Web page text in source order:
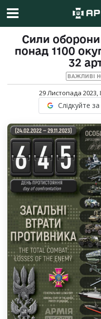
Сили
понад 1100
32
ВАЖЛИВІ
29 Листопада 2023,
Слідкуйте